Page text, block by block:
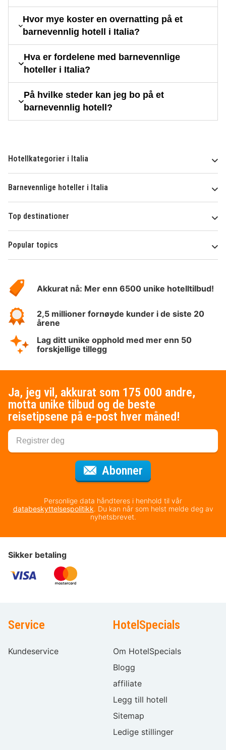
Hvor mye koster en overnatting på et
barnevennlig hotell i Italia?
Hva er fordelene med barnevennlige
hoteller i Italia?
På hvilke steder kan jeg bo på et
barnevennlig hotell?
Hotellkategorier i Italia
Barnevennlige hoteller i Italia
Top destinationer
Popular topics
Hotelspecials
Akkurat nå: Mer enn 6500 unike hotelltilbud!
2,5 millioner fornøyde kunder i de siste 20
årene
Lag ditt unike opphold med mer enn 50
forskjellige tillegg
Ja, jeg vil, akkurat som 175 000 andre,
motta unike tilbud og de beste
reisetipsene på e-post hver måned!
Abonner
Personlige data håndteres i henhold til vår
databeskyttelsespolitikk. Du kan når som helst melde deg av
nyhetsbrevet.
Sikker betaling
Service
Kundeservice
HotelSpecials
Om HotelSpecials
Blogg
affiliate
Legg till hotell
Sitemap
Ledige stillinger